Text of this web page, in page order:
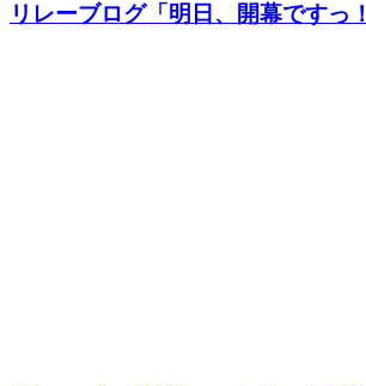
リレーブログ「明日、開幕ですっ